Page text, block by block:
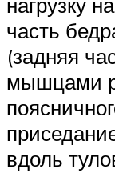
часть
(задняя
мышцами
вдоль